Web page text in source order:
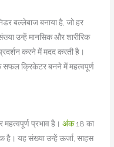
बल्लेबाज बनाया है, जो हर
उन्हें मानसिक और शारीरिक
करने में मदद करती है।
सफल क्रिकेटर बनने में महत्वपूर्ण
महत्वपूर्ण प्रभाव है।अंक18 का
है। यह संख्या उन्हें ऊर्जा, साहस